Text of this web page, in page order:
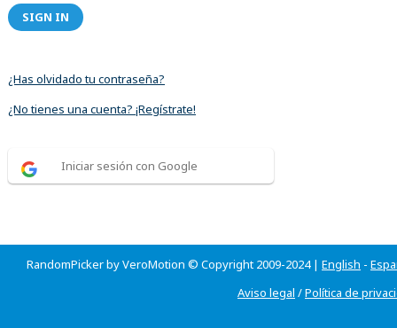
SIGN IN
¿Has olvidado tu contraseña?
¿No tienes una cuenta? ¡Regístrate!
Iniciar sesión con Google
RandomPicker by VeroMotion © Copyright 2009-2024 | English -
Aviso legal /Política de